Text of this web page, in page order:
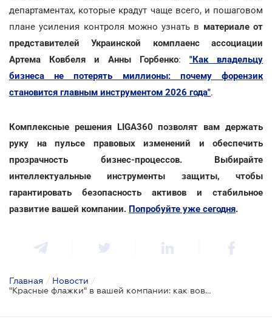
департаментах, которые крадут чаще всего, и пошаговом
плане усиления контроля можно узнать в материале от
представителей Украинской комплаенс ассоциации
Артема Ковбеля и Анны Горбенко: "Как владельцу
бизнеса не потерять миллионы: почему форензик
становится главным инструментом 2026 года".
Комплексные решения LIGA360 позволят вам держать
руку на пульсе правовых изменений и обеспечить
прозрачность бизнес-процессов. Выбирайте
интеллектуальные инструменты защиты, чтобы
гарантировать безопасность активов и стабильное
развитие вашей компании. Попробуйте уже сегодня.
Главная / Новости /
"Красные флажки" в вашей компании: как вовремя распознать мошенничество топ-менеджмента